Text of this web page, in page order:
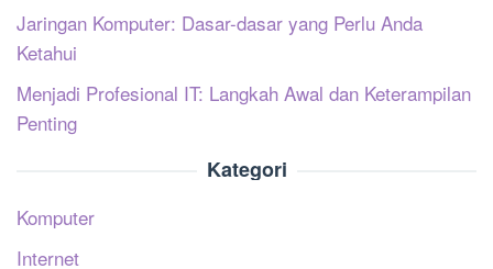
Jaringan Komputer: Dasar-dasar yang Perlu Anda
Ketahui
Menjadi Profesional IT: Langkah Awal dan Keterampilan
Penting
Kategori
Komputer
Internet